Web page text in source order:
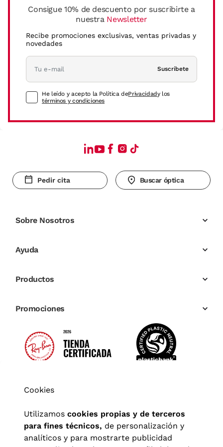
Consigue 10% de descuento por suscribirte a
nuestra Newsletter
Recibe promociones exclusivas, ventas privadas y
novedades
Suscríbete
He leído y acepto la Política dePrivacidady los
términos y condiciones
Pedir cita Buscar óptica
Sobre Nosotros
Ayuda
Productos
Promociones
Cookies
Utilizamos cookies propias y de terceros
para fines técnicos, de personalización y
analíticos y para mostrarte publicidad